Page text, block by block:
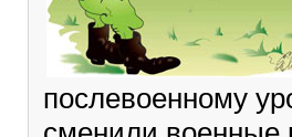
послевоенному